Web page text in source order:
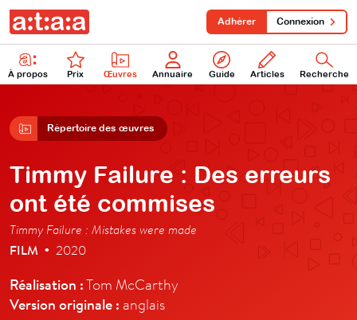
À propos Prix Œuvres Annuaire Guide Articles Recherche
Adhérer Connexion
Répertoire des œuvres
Timmy Failure : Des erreurs
ont été commises
Timmy Failure : Mistakes were made
FILM • 2020
Réalisation :Tom McCarthy
Version originale : anglais